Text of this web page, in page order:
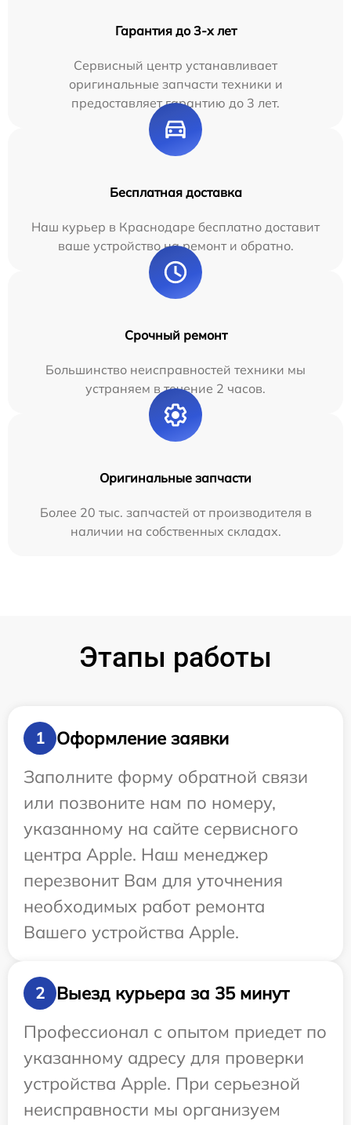
Гарантия до 3-х лет
Сервисный центр устанавливает
оригинальные запчасти техники и
предоставляет гарантию до 3 лет.
Бесплатная доставка
Наш курьер в Краснодаре бесплатно доставит
ваше устройство на ремонт и обратно.
Срочный ремонт
Большинство неисправностей техники мы
устраняем в течение 2 часов.
Оригинальные запчасти
Более 20 тыс. запчастей от производителя в
наличии на собственных складах.
Этапы работы
1
Оформление заявки
Заполните форму обратной связи
или позвоните нам по номеру,
указанному на сайте сервисного
центра Apple. Наш менеджер
перезвонит Вам для уточнения
необходимых работ ремонта
Вашего устройства Apple.
2
Выезд курьера за 35 минут
Профессионал с опытом приедет по
указанному адресу для проверки
устройства Apple. При серьезной
неисправности мы организуем